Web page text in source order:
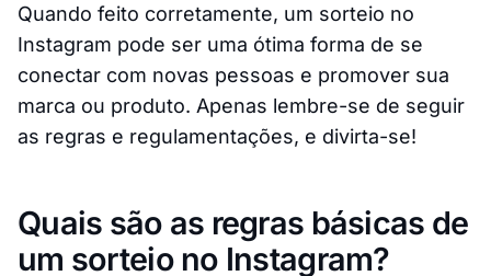
Quando feito corretamente, um sorteio no
Instagram pode ser uma ótima forma de se
conectar com novas pessoas e promover sua
marca ou produto. Apenas lembre-se de seguir
as regras e regulamentações, e divirta-se!
Quais são as regras básicas de
um sorteio no Instagram?